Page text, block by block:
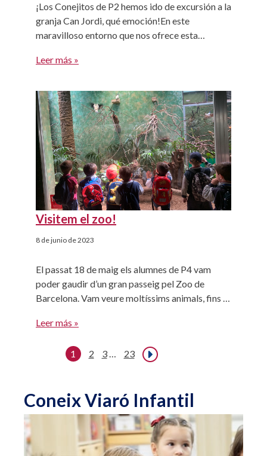
¡Los Conejitos de P2 hemos ido de excursión a la
granja Can Jordi, qué emoción!En este
maravilloso entorno que nos ofrece esta
contacto con animales de granja tales como la
saltarinas, Bolita (un poni precioso) entre
muchos otros. Además, nos han enseñado que
[…]
Leer más »
Visitem el zoo!
8 de junio de 2023
El passat 18 de maig els alumnes de P4 vam
poder gaudir d’un gran passeig pel Zoo de
Barcelona. Vam veure moltíssims animals, fins i
és un espai on ajuden a cuidar, protegir i
del món Des de Viaró entenem […]
Leer más »
1 2 3… 23 Siguiente »
Coneix Viaró Infantil